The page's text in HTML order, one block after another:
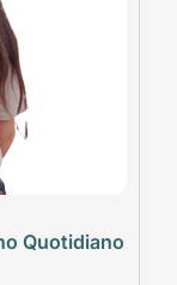
Quotidiano